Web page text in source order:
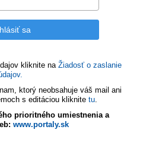
kliknite na Žiadosť o zaslanie
ktorý neobsahuje váš mail ani
s editáciou kliknite tu.
prioritného umiestnenia a
www.portaly.sk